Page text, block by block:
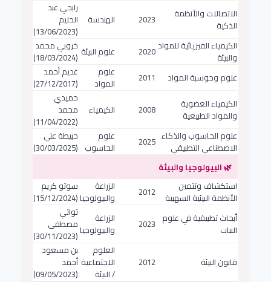
الاتصالات والأنظمة
الذكية
2023 الهندسة
رابحي عبد
الحليم
(13/06/2023)
الكيمياء الفيزيائية للمواد
والبيئة
2020 علوم البيئة خروبي محمد
(18/03/2024)
علوم وحوسبة المواد
2011
علوم
المواد
غديم أحمد
(27/12/2017)
الكيمياء العضوية
والمواد الطبيعية
2008 الكيمياء
حميدي
محمد
(11/04/2022)
علوم الحاسوب والذكاء
الاصطناعي التطبيقي
2025
علوم
الحاسوب
حبيطة علي
(30/03/2025)
🌿 البيولوجيا والبيئة
استكشاف وتثمين
الأنظمة البيئية السهبية
2012
الزراعة
والبيولوجيا
سوتو كريم
(15/12/2024)
أبحاث تطبيقية في علوم
النبات
2023
الزراعة
والبيولوجيا
تواتي
مصطفى
(30/11/2023)
قانون البيئة
2012
العلوم
الاجتماعية
/ البيئة
بن مسعود
أحمد
(09/05/2023)